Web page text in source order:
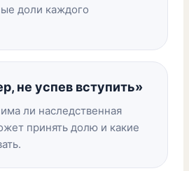
доли каждого
не успев вступить»
ли наследственная
принять долю и какие